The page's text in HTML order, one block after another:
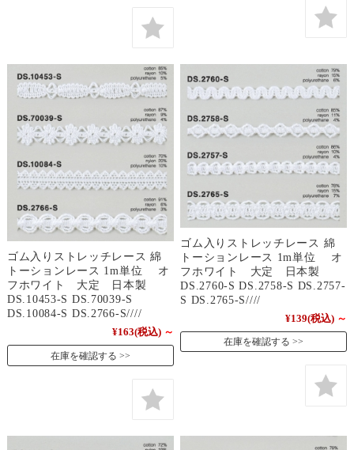
ゴム入りストレッチレース 綿
トーションレース 1m単位 オ
フホワイト 大定 日本製
DS.10453-S DS.70039-S
DS.10084-S DS.2766-S////
¥163(税込) ～
在庫を確認する
ゴム入りストレッチレース 綿
トーションレース 1m単位 オ
フホワイト 大定 日本製
DS.2760-S DS.2758-S DS.2757-
S DS.2765-S////
¥139(税込) ～
在庫を確認する